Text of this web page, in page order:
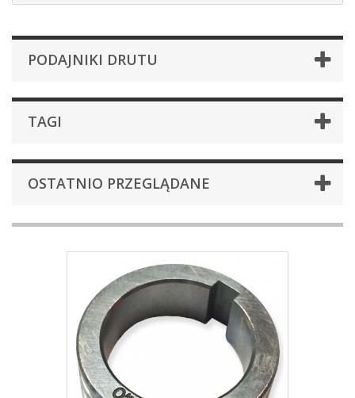
PODAJNIKI DRUTU
TAGI
OSTATNIO PRZEGLĄDANE